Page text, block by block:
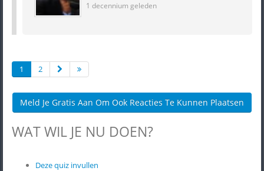
1 decennium geleden
1 2
Meld Je Gratis Aan Om Ook Reacties Te Kunnen Plaatsen
WAT WIL JE NU DOEN?
Deze quiz invullen